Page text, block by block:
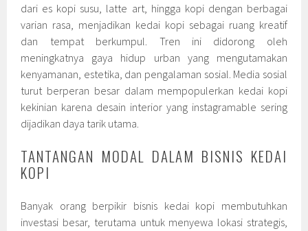
dari es kopi susu, latte art, hingga kopi dengan berbagai
varian rasa, menjadikan kedai kopi sebagai ruang kreatif
dan tempat berkumpul. Tren ini didorong oleh
meningkatnya gaya hidup urban yang mengutamakan
kenyamanan, estetika, dan pengalaman sosial. Media sosial
turut berperan besar dalam mempopulerkan kedai kopi
kekinian karena desain interior yang instagramable sering
dijadikan daya tarik utama.
TANTANGAN MODAL DALAM BISNIS KEDAI
KOPI
Banyak orang berpikir bisnis kedai kopi membutuhkan
investasi besar, terutama untuk menyewa lokasi strategis,